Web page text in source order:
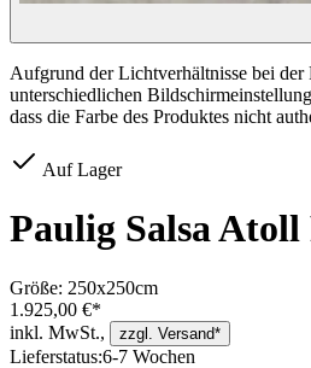
Aufgrund der Lichtverhältnisse bei der
unterschiedlichen
dass die Farbe des Produktes nicht
Auf Lager
Paulig Salsa Atoll
Größe: 250x250cm
1.925,00 €*
inkl. MwSt.,
zzgl. Versand*
Lieferstatus:6-7 Wochen